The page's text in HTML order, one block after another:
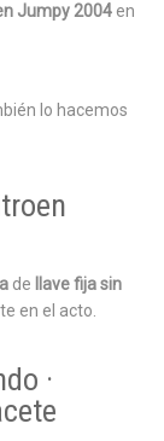
Jumpy 2004 en
lo hacemos
de
llave fija sin
en el acto.
·